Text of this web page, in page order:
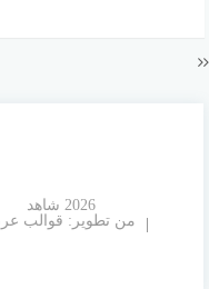
من تطوير: قوالب